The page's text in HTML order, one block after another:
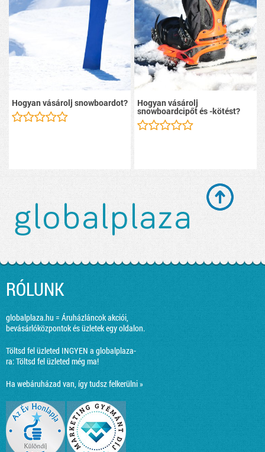
Hogyan vásárolj snowboardot? Hogyan vásárolj
snowboardcipőt és -kötést?
RÓLUNK
globalplaza.hu = Áruházláncok akciói,
bevásárlóközpontok és üzletek egy oldalon.
Töltsd fel üzleted INGYEN a globalplaza-
ra:Töltsd fel üzleted még ma!
Ha webáruházad van, így tudsz felkerülni »